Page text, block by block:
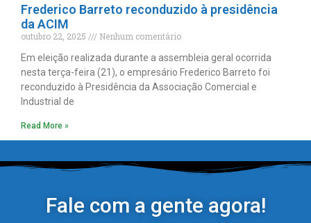
Frederico Barreto reconduzido à presidência
da ACIM
outubro 22, 2025
Nenhum comentário
Em eleição realizada durante a assembleia geral ocorrida
nesta terça-feira (21), o empresário Frederico Barreto foi
reconduzido à Presidência da Associação Comercial e
Industrial de
Read More »
Fale com a gente agora!